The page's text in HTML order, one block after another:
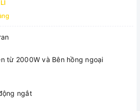
từ 2000W và Bên hồng ngoại
ngắt